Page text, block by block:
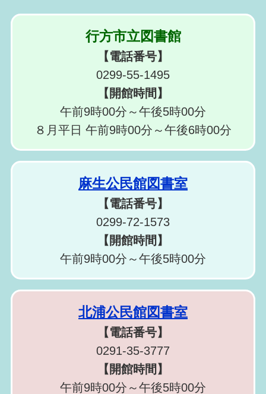
行方市立図書館
【電話番号】
0299-55-1495
【開館時間】
午前9時00分～午後5時00分
８月平日 午前9時00分～午後6時00分
麻生公民館図書室
【電話番号】
0299-72-1573
【開館時間】
午前9時00分～午後5時00分
北浦公民館図書室
【電話番号】
0291-35-3777
【開館時間】
午前9時00分～午後5時00分